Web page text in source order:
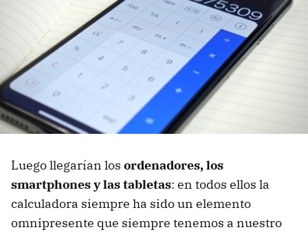
Luego llegarían los ordenadores, los
smartphones y las tabletas: en todos ellos la
calculadora siempre ha sido un elemento
omnipresente que siempre tenemos a nuestro